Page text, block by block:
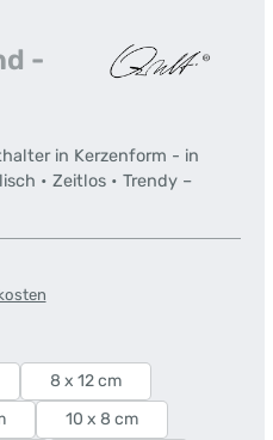
-
in Kerzenform - in
• Zeitlos • Trendy –
8 x 12 cm
10 x 8 cm